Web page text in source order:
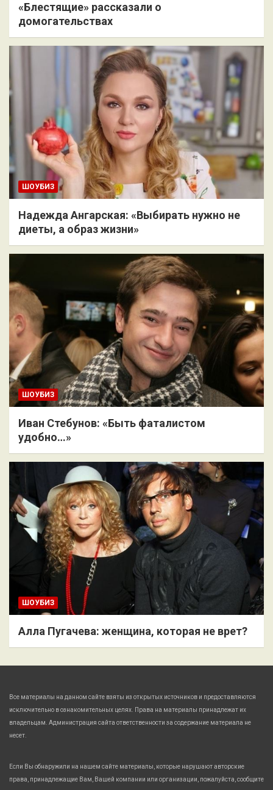
«Блестящие» рассказали о
домогательствах
ШОУБИЗ
Надежда Ангарская: «Выбирать нужно не
диеты, а образ жизни»
ШОУБИЗ
Иван Стебунов: «Быть фаталистом
удобно…»
ШОУБИЗ
Алла Пугачева: женщина, которая не врет?
Все материалы на данном сайте взяты из открытых источников и предоставляются
исключительно в ознакомительных целях. Права на материалы принадлежат их
владельцам. Администрация сайта ответственности за содержание материала не
несет.
Если Вы обнаружили на нашем сайте материалы, которые нарушают авторские
права, принадлежащие Вам, Вашей компании или организации, пожалуйста, сообщите